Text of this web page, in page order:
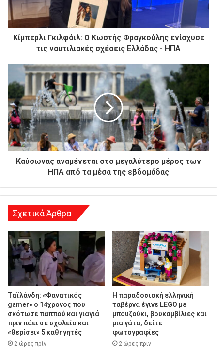
ε
κ
τ
ή
σ
α
ς
δ
ι
ε
ν
Κίμπερλι Γκιλφόιλ: Ο Κωστής Φραγκούλης ενίσχυσε
τις ναυτιλιακές σχέσεις Ελλάδας - ΗΠΑ
Καύσωνας αναμένεται στο μεγαλύτερο μέρος των
ΗΠΑ από τα μέσα της εβδομάδας
Σχετικά Άρθρα
Ταϊλάνδη: «Φανατικός
gamer» ο 14χρονος που
σκότωσε παππού και γιαγιά
πριν πάει σε σχολείο και
«θερίσει» 5 καθηγητές
2 ώρες πρίν
Η παραδοσιακή ελληνική
ταβέρνα έγινε LEGO με
μπουζούκι, βουκαμβίλιες και
μια γάτα, δείτε
φωτογραφίες
2 ώρες πρίν